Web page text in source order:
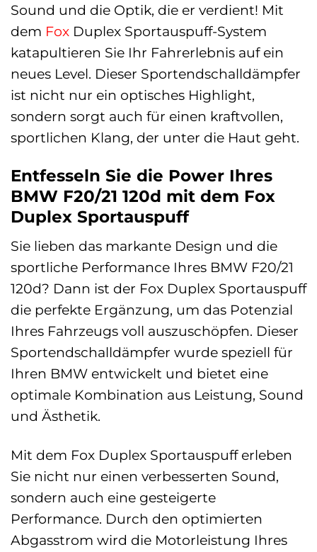
Sound und die Optik, die er verdient! Mit
dem Fox Duplex Sportauspuff-System
katapultieren Sie Ihr Fahrerlebnis auf ein
neues Level. Dieser Sportendschalldämpfer
ist nicht nur ein optisches Highlight,
sondern sorgt auch für einen kraftvollen,
sportlichen Klang, der unter die Haut geht.
Entfesseln Sie die Power Ihres
BMW F20/21 120d mit dem Fox
Duplex Sportauspuff
Sie lieben das markante Design und die
sportliche Performance Ihres BMW F20/21
120d? Dann ist der Fox Duplex Sportauspuff
die perfekte Ergänzung, um das Potenzial
Ihres Fahrzeugs voll auszuschöpfen. Dieser
Sportendschalldämpfer wurde speziell für
Ihren BMW entwickelt und bietet eine
optimale Kombination aus Leistung, Sound
und Ästhetik.
Mit dem Fox Duplex Sportauspuff erleben
Sie nicht nur einen verbesserten Sound,
sondern auch eine gesteigerte
Performance. Durch den optimierten
Abgasstrom wird die Motorleistung Ihres